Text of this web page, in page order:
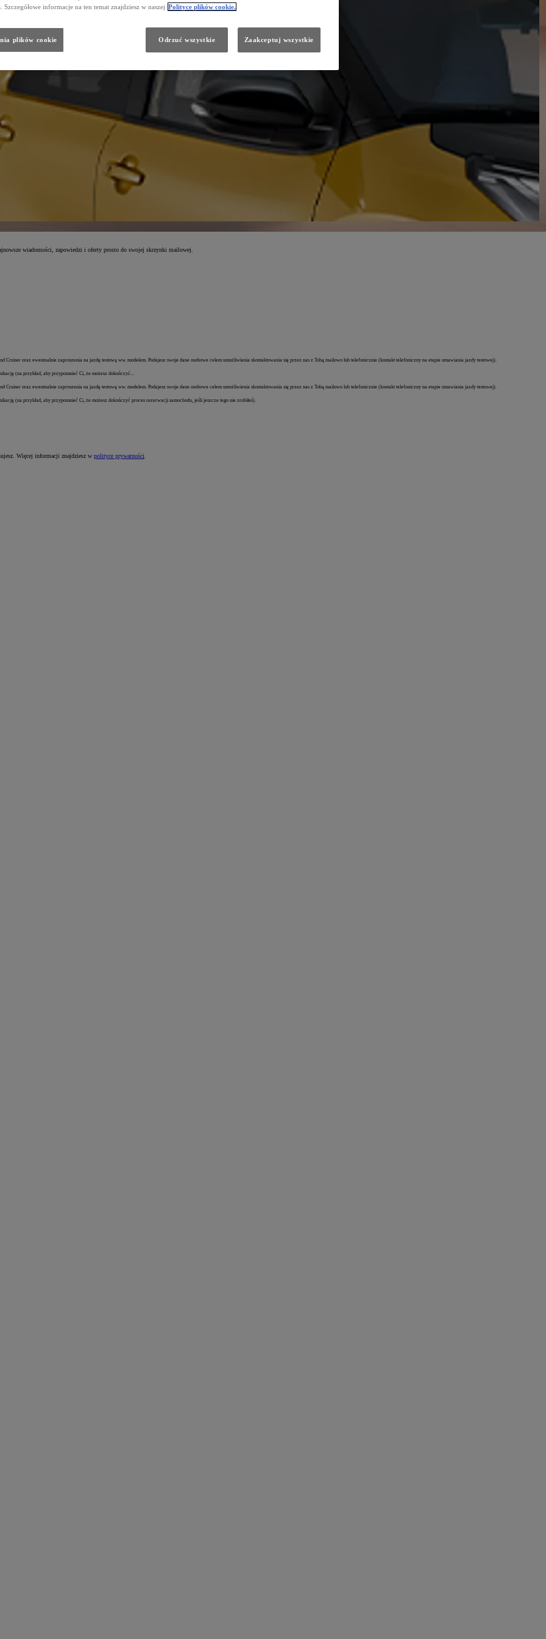
wiadomości, zapowiedzi i oferty prosto do swojej skrzynki mailowej.
oraz ewentualnie zaproszenia na jazdę testową ww. modelem. Podajesz swoje dane osobowe celem umożliwienia skontaktowania się przez nas z Tobą mailowo lub telefonicznie (kontakt telefoniczny na etapie umawiania jazdy testowej).
(na przykład, aby przypomnieć Ci, że możesz dokończyć...
oraz ewentualnie zaproszenia na jazdę testową ww. modelem. Podajesz swoje dane osobowe celem umożliwienia skontaktowania się przez nas z Tobą mailowo lub telefonicznie (kontakt telefoniczny na etapie umawiania jazdy testowej).
(na przykład, aby przypomnieć Ci, że możesz dokończyć proces rezerwacji samochodu, jeśli jeszcze tego nie zrobiłeś).
Więcej informacji znajdziesz w polityce prywatności
Szczegółowe informacje na ten temat znajdziesz w naszej Polityce plików cookie.
plików cookie Odrzuć wszystkie Zaakceptuj wszystkie